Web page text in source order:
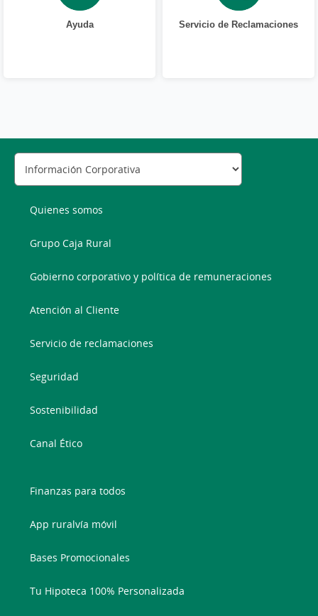
Ayuda Servicio de Reclamaciones
Quienes somos
Grupo Caja Rural
Gobierno corporativo y política de remuneraciones
Atención al Cliente
Servicio de reclamaciones
Seguridad
Sostenibilidad
Canal Ético
Finanzas para todos
App ruralvía móvil
Bases Promocionales
Tu Hipoteca 100% Personalizada